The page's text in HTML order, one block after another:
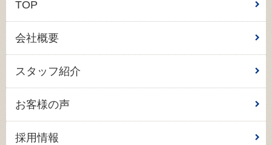
TOP
会社概要
スタッフ紹介
お客様の声
採用情報